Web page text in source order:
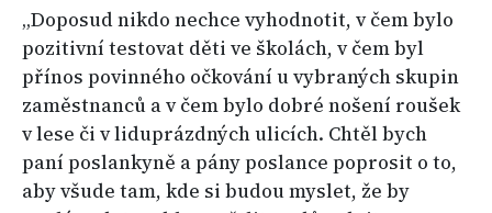
„Doposud nikdo nechce vyhodnotit, v čem bylo
pozitivní testovat děti ve školách, v čem byl
přínos povinného očkování u vybraných skupin
zaměstnanců a v čem bylo dobré nošení roušek
v lese či v liduprázdných ulicích. Chtěl bych
paní poslankyně a pány poslance poprosit o to,
aby všude tam, kde si budou myslet, že by